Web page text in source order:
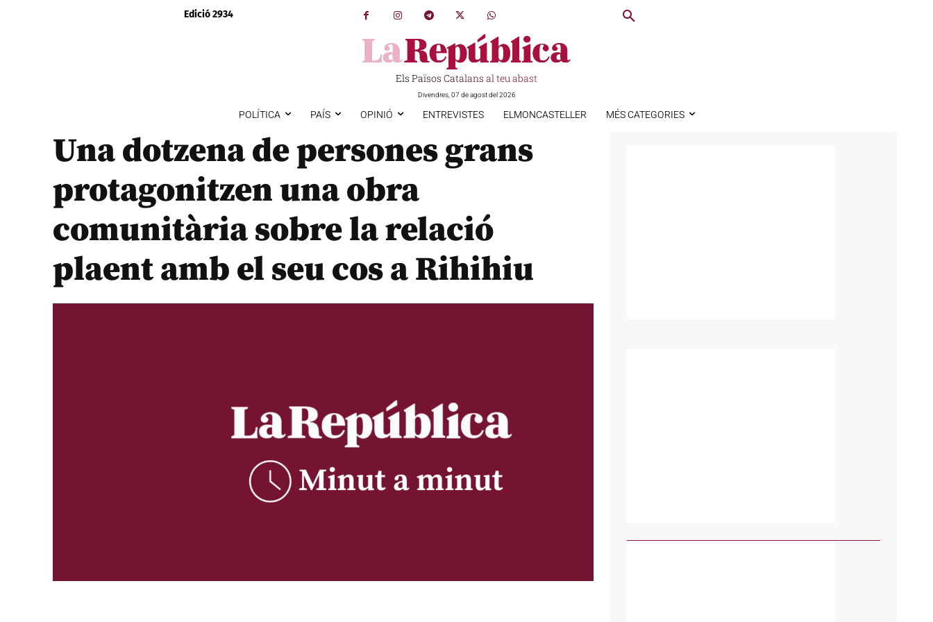
Edició 2934
Els Països Catalans al teu abast
Divendres, 07 de agost del 2026
POLÍTICA PAÍS OPINIÓ ENTREVISTES ELMONCASTELLER MÉS CATEGORIES
Una dotzena de persones grans
protagonitzen una obra
comunitària sobre la relació
plaent amb el seu cos a Rihihiu